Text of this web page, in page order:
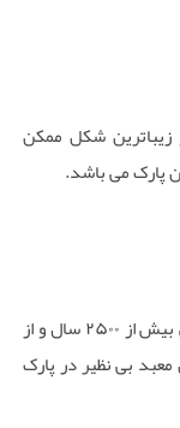
شکل ممکن
پارک می باشد.
بیش از۲۵۰۰سال و از
بی نظیر در پارک